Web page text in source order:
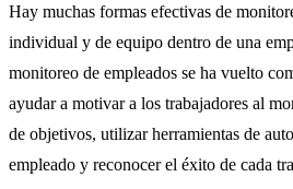
Hay muchas formas efectivas de
individual y de equipo dentro de una
monitoreo de empleados se ha vuelto
ayudar a motivar a los trabajadores al
de objetivos, utilizar herramientas de
empleado y reconocer el éxito de cada